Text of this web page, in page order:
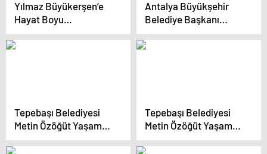
Yılmaz Büyükerşen’e
Hayat Boyu
Mükemmeliyet Ödülü
Antalya Büyükşehir
Belediye Başkanı
Muhittin Böcek,
Döşemealtı ve
Tepebaşı Belediyesi
Metin Özöğüt Yaşam
Merkezi Açıldı
Tepebaşı Belediyesi
Metin Özöğüt Yaşam
Merkezi Açıldı